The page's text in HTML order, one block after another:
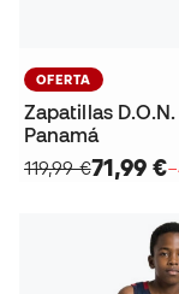
OFERTA
Zapatillas
Panamá
119,99 €71,99 €